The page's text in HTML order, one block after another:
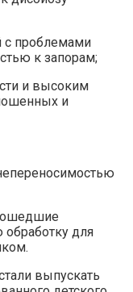
проблемами
к запорам;
и высоким
и
для
выпускать